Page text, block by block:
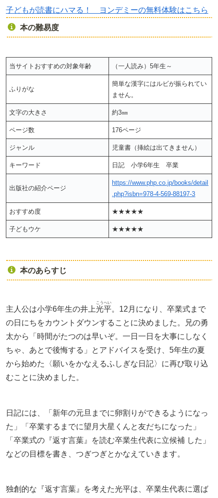
子どもが読書にハマる！ ヨンデミーの無料体験はこちら
本の難易度
当サイトおすすめの対象年齢 （一人読み）5年生～
ふりがな
簡単な漢字にはルビが振られてい
ません。
文字の大きさ 約3㎜
ページ数 176ページ
ジャンル 児童書（挿絵は出てきません）
キーワード 日記 小学6年生 卒業
出版社の紹介ページ
https://www.php.co.jp/books/detail
.php?isbn=978-4-569-88197-3
おすすめ度 ★★★★★
子どもウケ ★★★★★
本のあらすじ
主人公は小学6年生の井上光平
こうへい
。12月になり、卒業式まで
の日にちをカウントダウンすることに決めました。兄の勇
太から「時間がたつのは早いぞ。一日一日を大事にしなく
ちゃ、あとで後悔する」とアドバイスを受け、5年生の夏
から始めた〈願いをかなえるふしぎな日記〉に再び取り込
むことに決めました。
日記には、「新年の元旦までに卵割りができるようになっ
た」「卒業するまでに望月大星くんと友だちになった」
「卒業式の『返す言葉』を読む卒業生代表に立候補 した」
などの目標を書き、つぎつぎとかなえていきます。
独創的な『返す言葉』を考えた光平は、卒業生代表に選ば